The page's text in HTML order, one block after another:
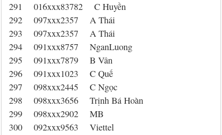
291 016xxx83782 C Huyền
292 097xxx2357 A Thái
293 097xxx2357 A Thái
294 091xxx8757 NganLuong
295 091xxx7879 B Vân
296 091xxx1023 C Quế
297 098xxx2445 C Ngọc
298 098xxx3656 Trịnh Bá Hoàn
299 098xxx2902 MB
300 092xxx9563 Viettel